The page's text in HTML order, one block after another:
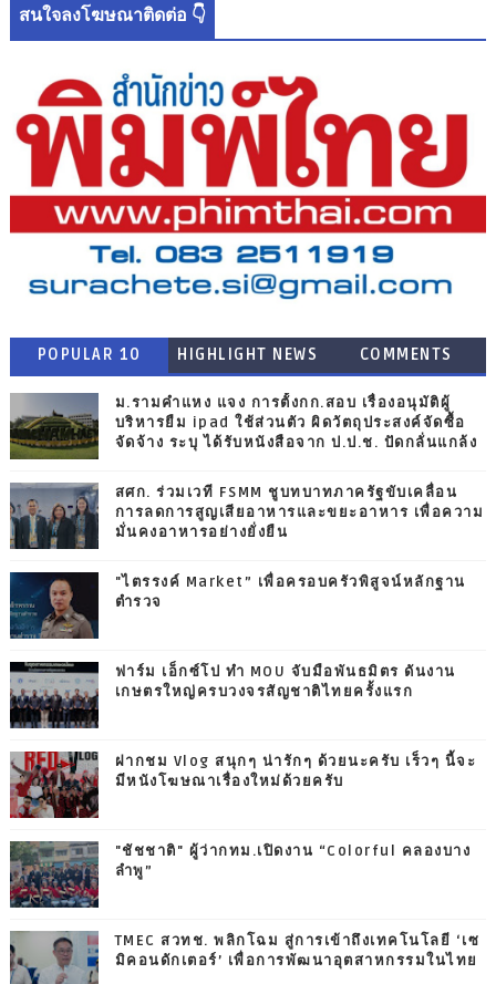
สนใจลงโฆษณาติดต่อ 👇
POPULAR 10 HIGHLIGHT NEWS COMMENTS
ม.รามคำแหง แจง การตั้งกก.สอบ เรื่องอนุมัติผู้
บริหารยืม ipad ใช้ส่วนตัว ผิดวัตถุประสงค์จัดซื้อ
จัดจ้าง ระบุ ได้รับหนังสือจาก ป.ป.ช. ปัดกลั่นแกล้ง
สศก. ร่วมเวที FSMM ชูบทบาทภาครัฐขับเคลื่อน
การลดการสูญเสียอาหารและขยะอาหาร เพื่อความ
มั่นคงอาหารอย่างยั่งยืน
"ไตรรงค์ Market” เพื่อครอบครัวพิสูจน์หลักฐาน
ตำรวจ
ฟาร์ม เอ็กซ์โป ทำ MOU จับมือพันธมิตร ดันงาน
เกษตรใหญ่ครบวงจรสัญชาติไทยครั้งแรก
ฝากชม Vlog สนุกๆ น่ารักๆ ด้วยนะครับ เร็วๆ นี้จะ
มีหนังโฆษณาเรื่องใหม่ด้วยครับ
"ชัชชาติ" ผู้ว่ากทม.เปิดงาน “Colorful คลองบาง
ลำพู”
TMEC สวทช. พลิกโฉม สู่การเข้าถึงเทคโนโลยี ‘เซ
มิคอนดักเตอร์’ เพื่อการพัฒนาอุตสาหกรรมในไทย